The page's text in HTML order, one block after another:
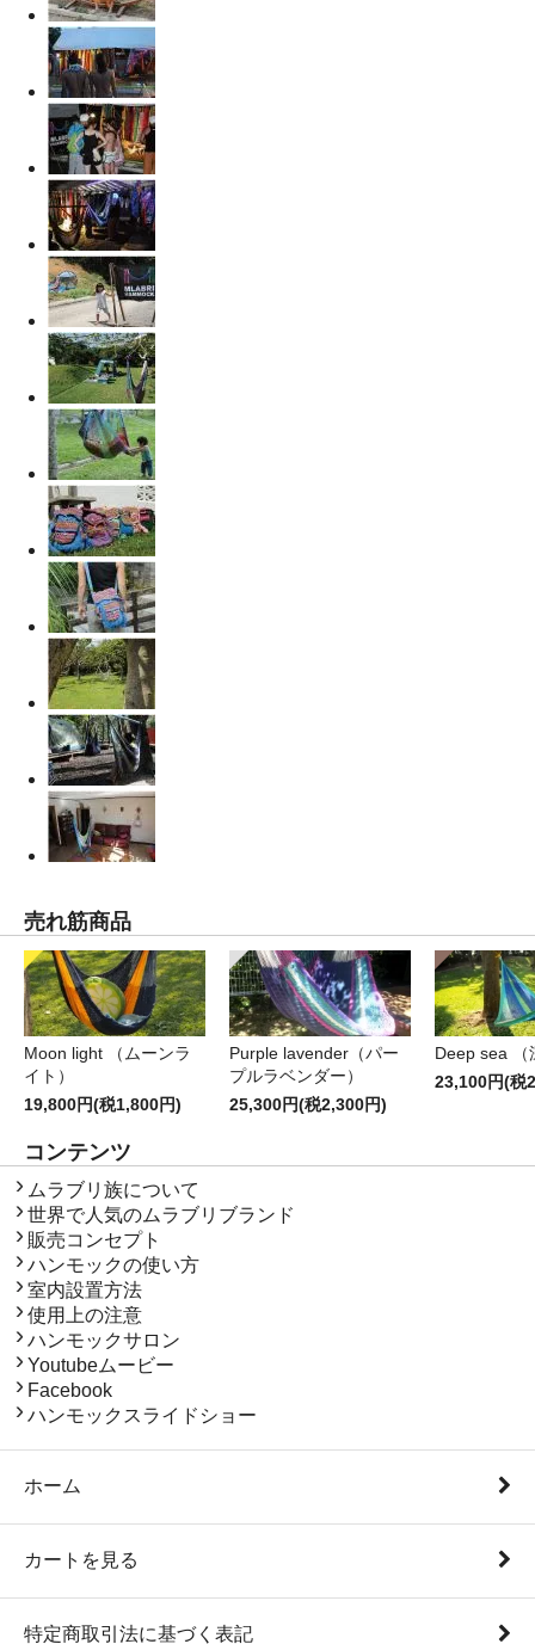
売れ筋商品
Moon light （ムーンラ
イト）
19,800円(税1,800円)
Purple lavender（パー
プルラベンダー）
25,300円(税2,300円)
Deep sea （
23,100円(税
コンテンツ
コンテンツ
ムラブリ族について
世界で人気のムラブリブランド
販売コンセプト
ハンモックの使い方
室内設置方法
使用上の注意
ハンモックサロン
Youtubeムービー
Facebook
ハンモックスライドショー
ホーム
カートを見る
特定商取引法に基づく表記